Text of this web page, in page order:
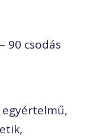
90 csodás